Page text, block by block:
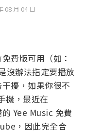
08 月 04 日
費版可用（如：
沒辦法指定要播放
擾，如果你很不
機，最近在
Yee Music 免費
，因此完全合